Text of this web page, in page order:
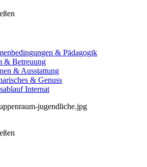
& Pädagogik
& Betreuung
& Ausstattung
& Genuss
Internat